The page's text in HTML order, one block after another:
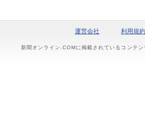
運営会社 利用規約
新聞オンライン.COMに掲載されているコンテ